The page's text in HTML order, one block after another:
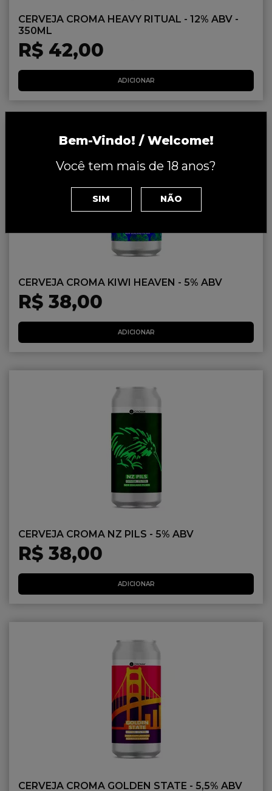
Bem-Vindo! / Welcome!
Você tem mais de 18 anos?
SIM NÃO
CERVEJA CROMA HEAVY RITUAL - 12% ABV -
350ML
R$ 42,00
ADICIONAR
CERVEJA CROMA KIWI HEAVEN - 5% ABV
R$ 38,00
ADICIONAR
CERVEJA CROMA NZ PILS - 5% ABV
R$ 38,00
ADICIONAR
CERVEJA CROMA GOLDEN STATE - 5,5% ABV